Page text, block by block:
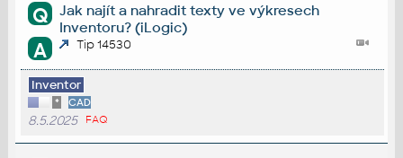
Q
Jak najít a nahradit texty ve výkresech
Inventoru? (iLogic)
A Tip 14530
Inventor
* CAD
8.5.2025 FAQ